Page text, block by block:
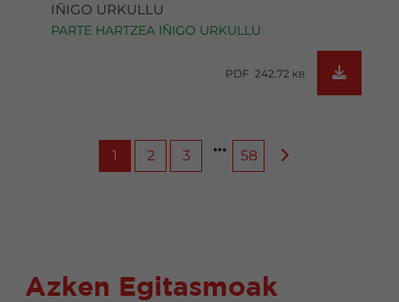
IÑIGO URKULLU
PARTE HARTZEA IÑIGO URKULLU
PDF 242.72 KB
1 2 3 58
Azken Egitasmoak